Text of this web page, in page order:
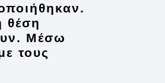
θέση
Μέσω
τους